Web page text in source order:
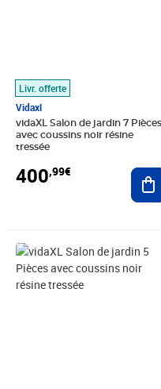
Livr. offerte
Vidaxl
vidaXL Salon de jardin 7 Pièces
avec coussins noir résine
tressée
400,99€
Prix 381,64€